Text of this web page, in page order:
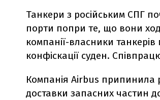
Танкери з російським СПГ
порти попри те, що вони
компанії-власники
конфіскації суден.
Компанія Airbus припинила
доставки запасних частин